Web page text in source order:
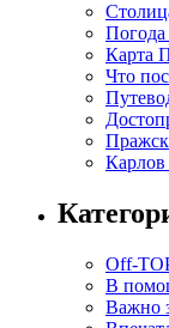
Карта
Что
Карлов
Off-
В
Важно